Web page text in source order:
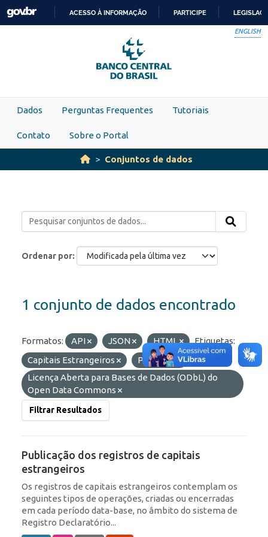
Skip to main content
PARA
O
CONTEÚDO
ACESSO À INFORMAÇÃO PARTICIPE
ENGLISH
Dados Perguntas Frequentes Tutoriais
Contato Sobre o Portal
Conjuntos de dados
Ordenar por
1 conjunto de dados encontrado
Formatos: API JSON HTML
Etiquetas:
Capitais Estrangeiros
Portfólio
Licenças:
Licença Aberta para Bases de Dados (ODbL) do
Open Data Commons
Filtrar Resultados
Publicação dos registros de capitais
estrangeiros
Os registros de capitais estrangeiros contemplam os
seguintes tipos de operações, criadas ou encerradas
em cada período data-base, no âmbito do sistema de
Registro Declaratório...